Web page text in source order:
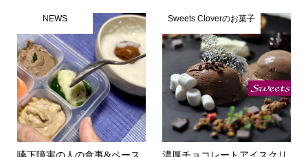
NEWS Sweets Cloverのお菓子